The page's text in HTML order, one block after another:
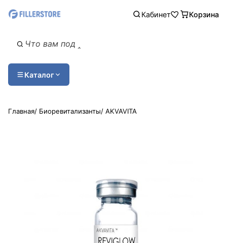
Кабинет Корзина
Каталог
Главная/ Биоревитализанты/ AKVAVITA